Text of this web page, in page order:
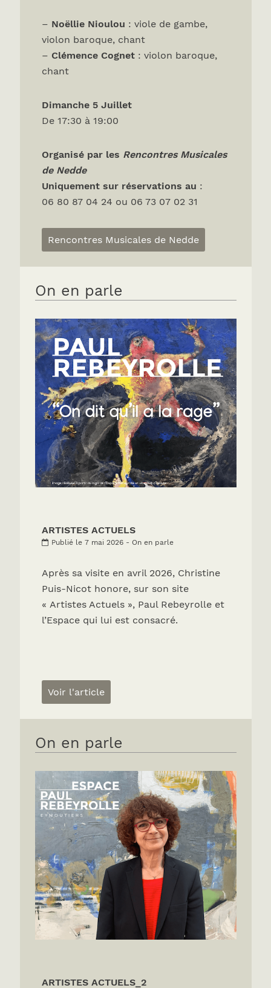
– Noëllie Nioulou : viole de gambe,
violon baroque, chant
– Clémence Cognet: violon baroque,
chant
Dimanche 5 Juillet
De 17:30 à 19:00
Organisé par les Rencontres Musicales
de Nedde
Uniquement sur réservations au :
06 80 87 04 24 ou 06 73 07 02 31
Rencontres Musicales de Nedde
On en parle
ARTISTES ACTUELS
Publié le 7 mai 2026 - On en parle
Après sa visite en avril 2026, Christine
Puis-Nicot honore, sur son site
« Artistes Actuels », Paul Rebeyrolle et
l’Espace qui lui est consacré.
Voir l'article
On en parle
ARTISTES ACTUELS_2